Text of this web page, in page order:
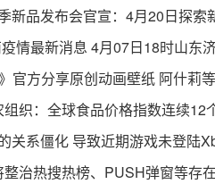
新品发布会官宣：4月20日探索
情最新消息 4月07日18时山东
官方分享原创动画壁纸 阿什莉
织：全球食品价格指数连续12
关系僵化 导致近期游戏未登陆
治热搜热榜、PUSH弹窗等存